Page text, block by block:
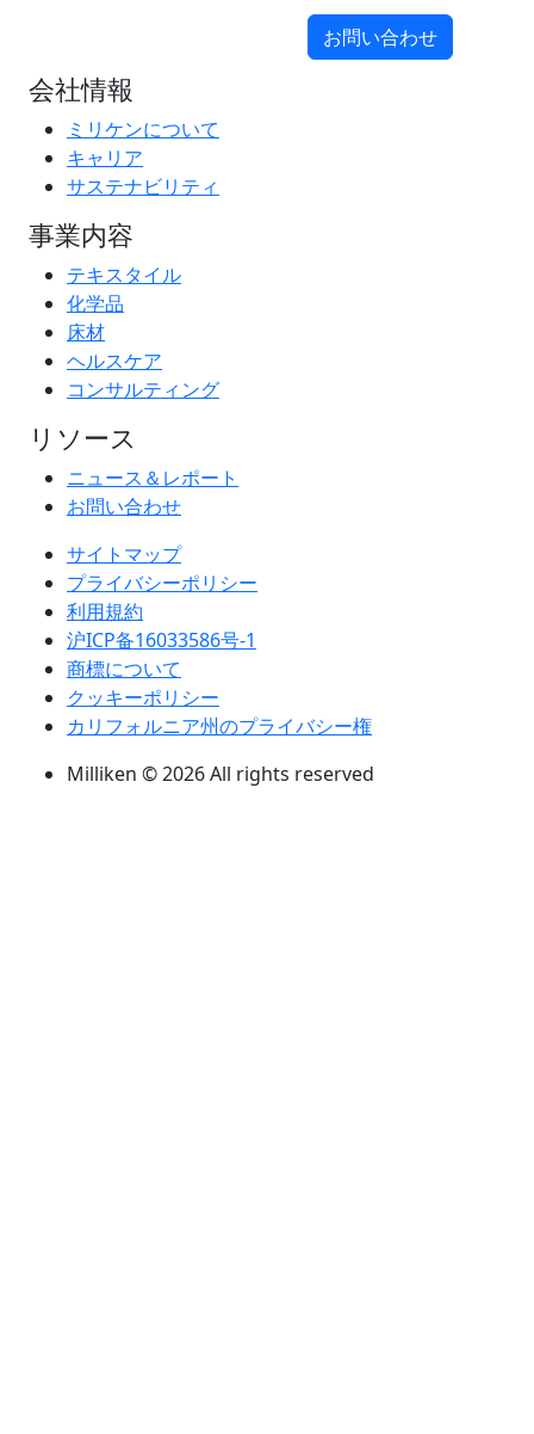
お問い合わせ
会社情報
ミリケンについて
キャリア
サステナビリティ
事業内容
テキスタイル
化学品
床材
ヘルスケア
コンサルティング
リソース
ニュース＆レポート
お問い合わせ
サイトマップ
プライバシーポリシー
利用規約
沪ICP备16033586号-1
商標について
クッキーポリシー
カリフォルニア州のプライバシー権
Milliken © 2026 All rights reserved